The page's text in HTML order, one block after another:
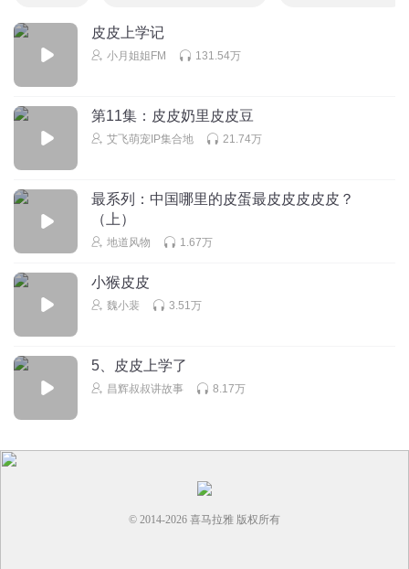
皮皮上学记
小月姐姐FM 131.54万
第11集：皮皮奶里皮皮豆
艾飞萌宠IP集合地 21.74万
最系列：中国哪里的皮蛋最皮皮皮皮皮？
（上）
地道风物 1.67万
小猴皮皮
魏小裴 3.51万
5、皮皮上学了
昌辉叔叔讲故事 8.17万
© 2014-2026 喜马拉雅 版权所有